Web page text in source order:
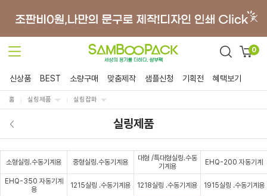
0
신상품 BEST 소량구매 맞춤제작 샘플신청 기획전 혜택보기
홈 실링제품 실링잡화
실링제품
소형실링.수동기계용 중형실링.수동기계용
대형 /특대형실링.수동
기계용
EHQ-200 자동기계
EHQ-350 자동기계
용
1215실링 .수동기계용 1218실링 .수동기계용 1915실링 .수동기계용